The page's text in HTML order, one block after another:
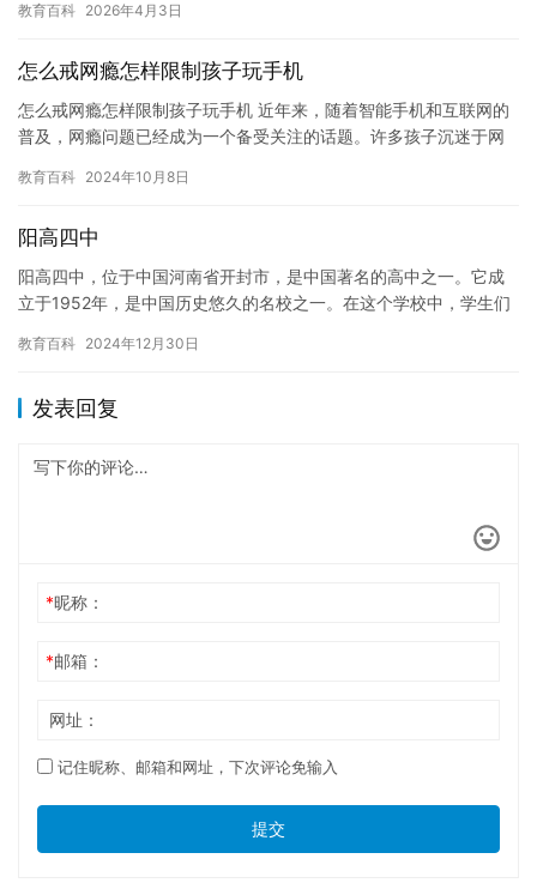
果。…
教育百科 2026年4月3日
怎么戒网瘾怎样限制孩子玩手机
怎么戒网瘾怎样限制孩子玩手机 近年来，随着智能手机和互联网的
普及，网瘾问题已经成为一个备受关注的话题。许多孩子沉迷于网
重影…
教育百科 2024年10月8日
阳高四中
阳高四中，位于中国河南省开封市，是中国著名的高中之一。它成
立于1952年，是中国历史悠久的名校之一。在这个学校中，学生们
校…
教育百科 2024年12月30日
发表回复
*昵称：
*邮箱：
网址：
记住昵称、邮箱和网址，下次评论免输入
提交